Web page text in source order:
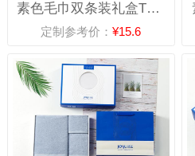
素色毛巾双条装礼盒TG-1331B
定制参考价：¥15.6